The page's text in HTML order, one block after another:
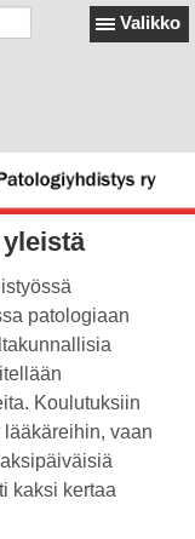
Valikko
patologiaan
Koulutuksiin
vaan
kaksi kertaa